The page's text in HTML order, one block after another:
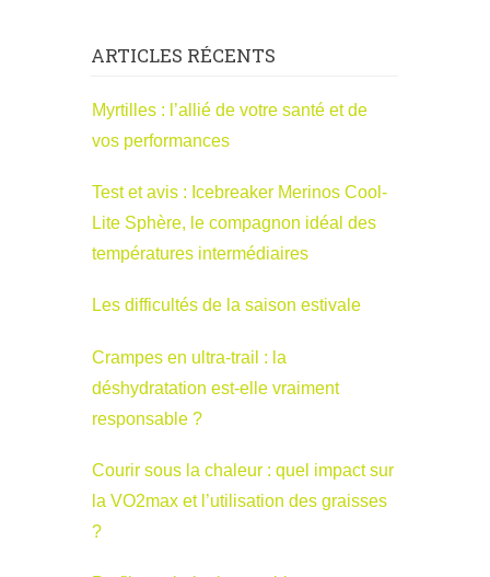
ARTICLES RÉCENTS
Myrtilles : l’allié de votre santé et de
vos performances
Test et avis : Icebreaker Merinos Cool-
Lite Sphère, le compagnon idéal des
températures intermédiaires
Les difficultés de la saison estivale
Crampes en ultra-trail : la
déshydratation est-elle vraiment
responsable ?
Courir sous la chaleur : quel impact sur
la VO2max et l’utilisation des graisses
?